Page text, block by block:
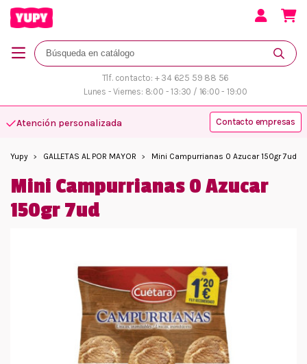
Tlf. contacto: + 34 625 59 88 56
Lunes - Viernes: 8:00 - 13:30 / 16:00 - 19:00
Atención personalizada Contacto empresas
Yupy GALLETAS AL POR MAYOR Mini Campurrianas 0 Azucar 150gr 7ud
Mini Campurrianas 0 Azucar
150gr 7ud